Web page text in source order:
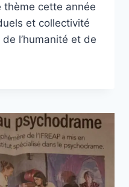
thème cette année
et collectivité
l’humanité et de